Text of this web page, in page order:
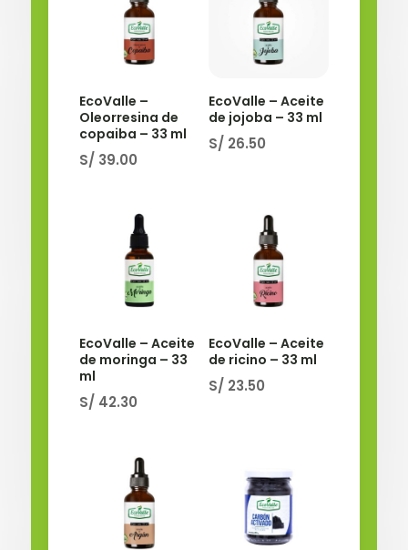
EcoValle –
Oleorresina de
copaiba – 33 ml
S/ 39.00
EcoValle – Aceite
de jojoba – 33 ml
S/ 26.50
EcoValle – Aceite
de moringa – 33
ml
S/ 42.30
EcoValle – Aceite
de ricino – 33 ml
S/ 23.50